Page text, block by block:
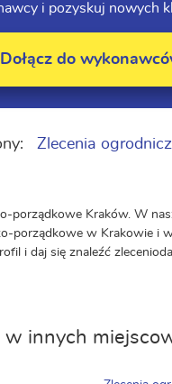
i pozyskuj nowych
Dołącz do
Zlecenia
porządkowe Kraków. W
porządkowe w Krakowie i
i daj się znaleźć
innych